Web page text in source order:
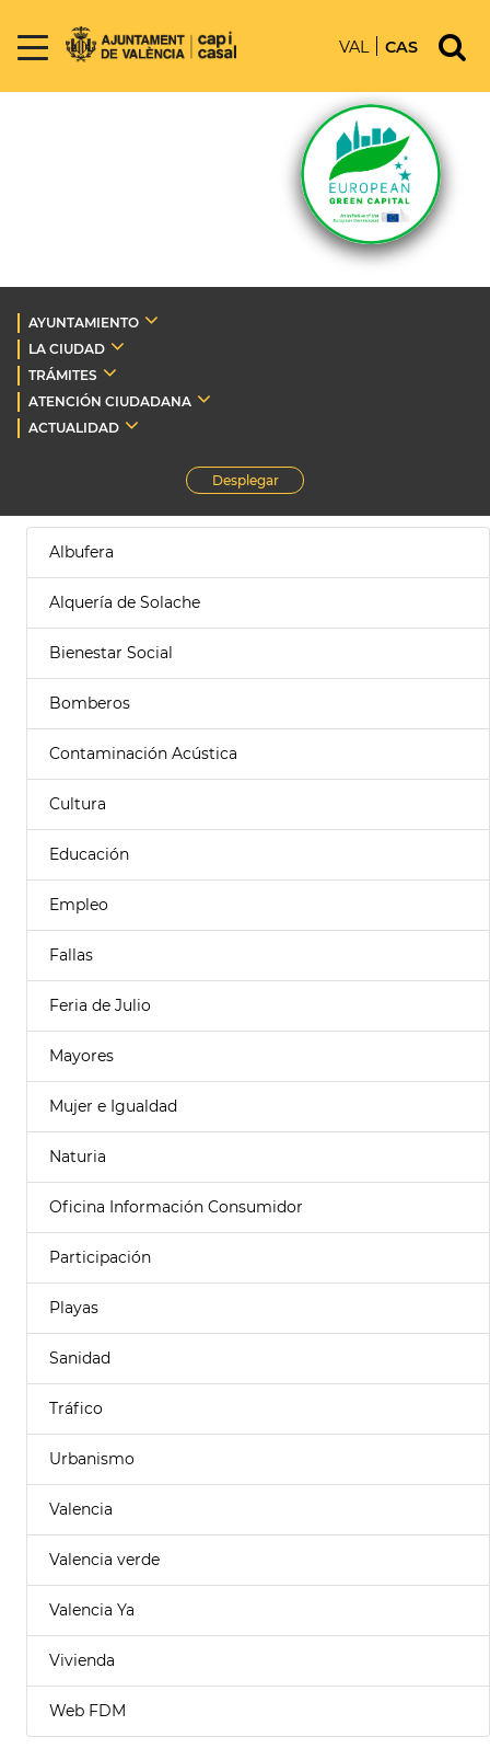
VAL CAS
AYUNTAMIENTO
LA CIUDAD
TRÁMITES
ATENCIÓN CIUDADANA
ACTUALIDAD
Desplegar
Albufera
Alquería de Solache
Bienestar Social
Bomberos
Contaminación Acústica
Cultura
Educación
Empleo
Fallas
Feria de Julio
Mayores
Mujer e Igualdad
Naturia
Oficina Información Consumidor
Participación
Playas
Sanidad
Tráfico
Urbanismo
Valencia
Valencia verde
Valencia Ya
Vivienda
Web FDM